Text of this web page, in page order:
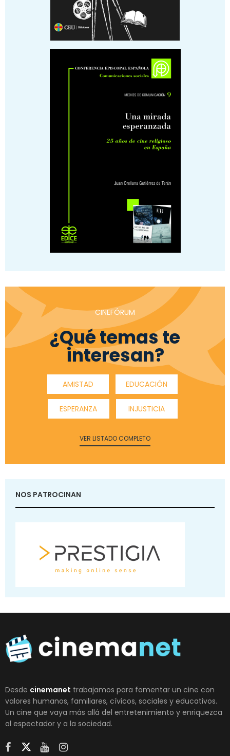
CINEFÓRUM
¿Qué temas te
interesan?
AMISTAD EDUCACIÓN
ESPERANZA INJUSTICIA
VER LISTADO COMPLETO
NOS PATROCINAN
Desde cinemanet trabajamos para fomentar un cine con
valores humanos, familiares, cívicos, sociales y educativos.
Un cine que vaya más allá del entretenimiento y enriquezca
al espectador y a la sociedad.